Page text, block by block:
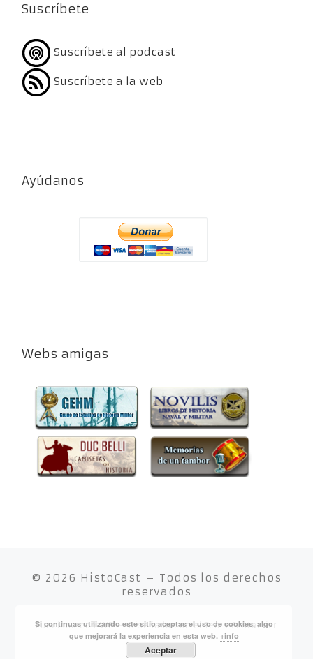
Suscríbete
Suscríbete al podcast
Suscríbete a la web
Ayúdanos
Webs amigas
© 2026 HistoCast – Todos los derechos
reservados
Funciona conWP– Diseñado con elTema Customizr
Si continuas utilizando este sitio aceptas el uso de cookies, algo
que mejorará la experiencia en esta web. +info
Aceptar